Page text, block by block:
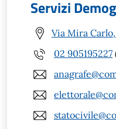
Servizi
Via Mira
02 905195227